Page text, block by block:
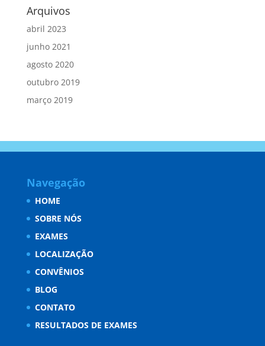
Arquivos
abril 2023
junho 2021
agosto 2020
outubro 2019
março 2019
Navegação
HOME
SOBRE NÓS
EXAMES
LOCALIZAÇÃO
CONVÊNIOS
BLOG
CONTATO
RESULTADOS DE EXAMES